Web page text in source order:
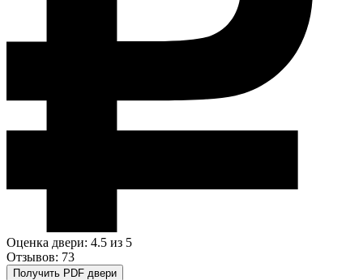
Оценка двери: 4.5 из 5
Отзывов: 73
Получить PDF двери